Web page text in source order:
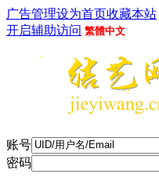
广告管理设为首页收藏本站
开启辅助访问 繁體中文
账号
密码